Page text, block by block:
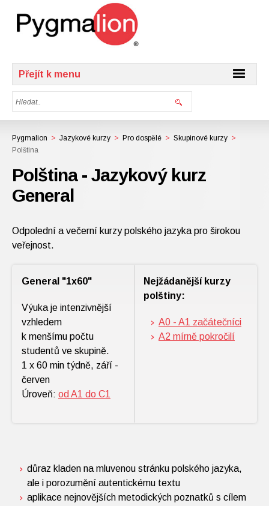
Přejít k menu
Pygmalion > Jazykové kurzy > Pro dospělé > Skupinové kurzy >
Polština
Polština - Jazykový kurz
General
Odpolední a večerní kurzy polského jazyka pro širokou
veřejnost.
General "1x60"
Výuka je intenzivnější
vzhledem
k menšímu počtu
studentů ve skupině.
1 x 60 min týdně, září -
červen
Úroveň: od A1 do C1
Nejžádanější kurzy
polštiny:
A0 - A1 začátečníci
A2 mírně pokročilí
důraz kladen na mluvenou stránku polského jazyka,
ale i porozumění autentickému textu
aplikace nejnovějších metodických poznatků s cílem